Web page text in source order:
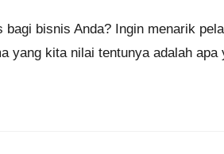
bagi bisnis Anda? Ingin menarik
yang kita nilai tentunya adalah